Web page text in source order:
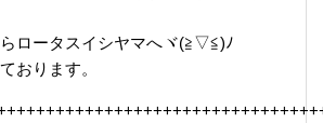
ロータスイシヤマへヾ(≧▽≦)ﾉ
おります。